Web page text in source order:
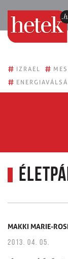
# IZRAEL #
#
MAKKI MARIE-
2013. 04. 05.